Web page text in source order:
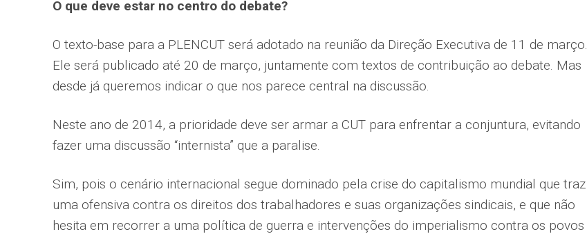
O que deve estar no centro do debate?
O texto-base para a PLENCUT será adotado na reunião da Direção Executiva de 11 de março.
Ele será publicado até 20 de março, juntamente com textos de contribuição ao debate. Mas
desde já queremos indicar o que nos parece central na discussão.
Neste ano de 2014, a prioridade deve ser armar a CUT para enfrentar a conjuntura, evitando
fazer uma discussão “internista” que a paralise.
Sim, pois o cenário internacional segue dominado pela crise do capitalismo mundial que traz
uma ofensiva contra os direitos dos trabalhadores e suas organizações sindicais, e que não
hesita em recorrer a uma política de guerra e intervenções do imperialismo contra os povos